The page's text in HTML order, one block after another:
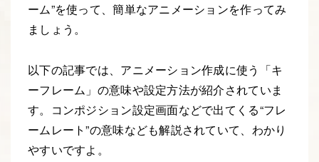
ーム”を使って、簡単なアニメーションを作ってみ
ましょう。
以下の記事では、アニメーション作成に使う「キ
ーフレーム」の意味や設定方法が紹介されていま
す。コンポジション設定画面などで出てくる“フレ
ームレート”の意味なども解説されていて、わかり
やすいですよ。